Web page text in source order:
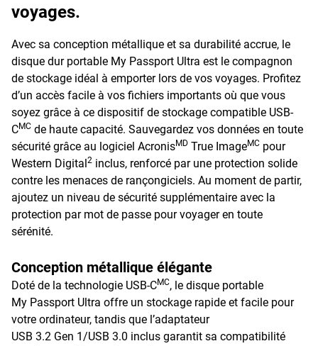
voyages.
Avec sa conception métallique et sa durabilité accrue, le
disque dur portable My Passport Ultra est le compagnon
de stockage idéal à emporter lors de vos voyages. Profitez
d’un accès facile à vos fichiers importants où que vous
soyez grâce à ce dispositif de stockage compatible USB-
CMC de haute capacité. Sauvegardez vos données en toute
sécurité grâce au logiciel AcronisMD True ImageMC pour
Western Digital2 inclus, renforcé par une protection solide
contre les menaces de rançongiciels. Au moment de partir,
ajoutez un niveau de sécurité supplémentaire avec la
protection par mot de passe pour voyager en toute
sérénité.
Conception métallique élégante
Doté de la technologie USB-CMC, le disque portable
My Passport Ultra offre un stockage rapide et facile pour
votre ordinateur, tandis que l’adaptateur
USB 3.2 Gen 1/USB 3.0 inclus garantit sa compatibilité